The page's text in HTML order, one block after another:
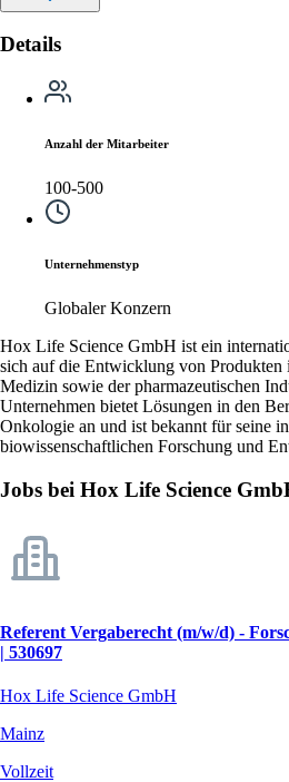
Details
Anzahl der Mitarbeiter
100-500
Unternehmenstyp
Globaler Konzern
Hox Life Science GmbH ist ein
sich auf die Entwicklung von Produkten
Medizin sowie der pharmazeutischen
Unternehmen bietet Lösungen in den
Onkologie an und ist bekannt für seine
biowissenschaftlichen Forschung und
Jobs bei Hox Life Science
Referent Vergaberecht (m/w/d) -
| 530697
Hox Life Science GmbH
Mainz
Vollzeit